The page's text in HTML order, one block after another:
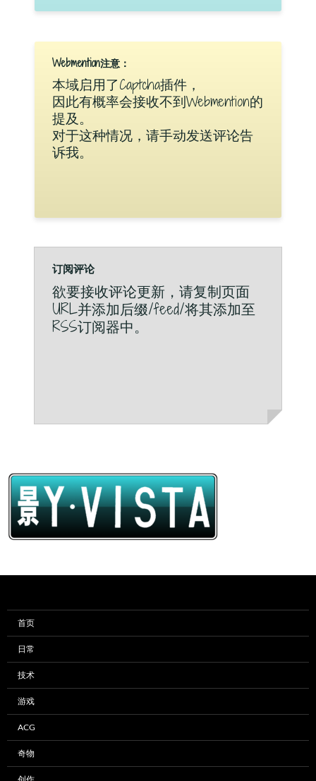
Webmention注意：
本域启用了Captcha插件，
因此有概率会接收不到Webmention的
提及。
对于这种情况，请手动发送评论告
诉我。
订阅评论
欲要接收评论更新，请复制页面
URL并添加后缀/feed/将其添加至
RSS订阅器中。
首页
日常
技术
游戏
ACG
奇物